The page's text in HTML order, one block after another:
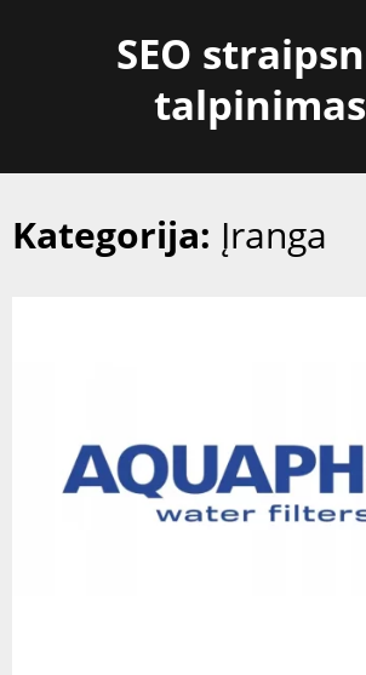
SEO
talpinimas
Kategorija: Įranga